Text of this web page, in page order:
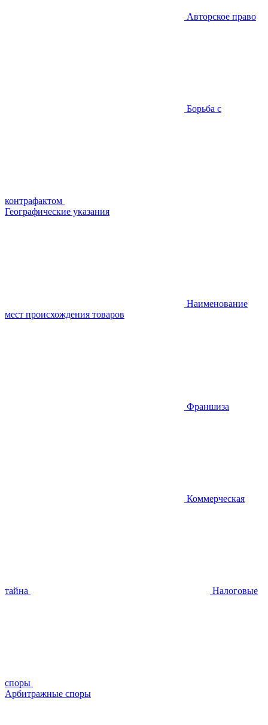
Авторское право
Борьба с
контрафактом
Географические указания
Наименование
мест происхождения товаров
Франшиза
Коммерческая
тайна Налоговые
споры
Арбитражные споры